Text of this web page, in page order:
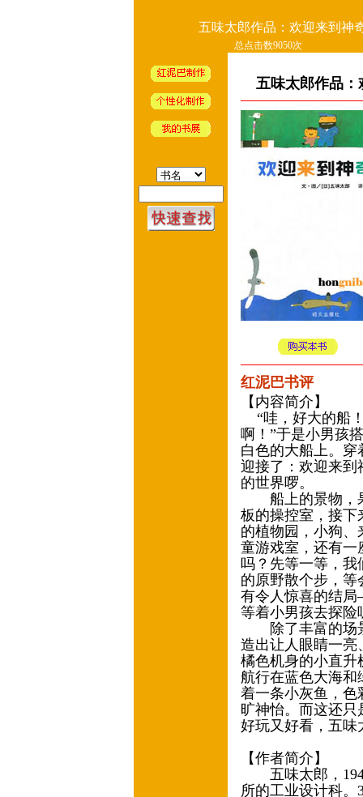
五味太郎作品：欢迎来到神
总点击数9050次
五味太郎作品
红泥巴书评
【内容简介】
“哇，好大的船
啊！”于是小男孩
白色的大船上。
迎接了：欢迎来到
的世界啰。
船上的景物，果
板的操控室，接下
的植物园，小狗
童游戏室，还有一
吗？先等一等，我
的原野散个步，
有令人惊喜的结
等着小男孩去探
除了丰富的场景
造出让人眼睛一亮
橘色机身的小直升
航行在蓝色大海和
着一条小灰鱼，色
旷神怡。而这还
好玩又好看，五
【作者简介】
五味太郎，
所的工业设计科。